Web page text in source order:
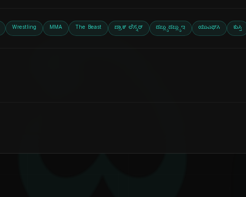
Wrestling MMA The Beast ಬ್ರಾಕ್ ಲೆಸ್ನರ್ ಡಬ್ಲ್ಯುಡಬ್ಲ್ಯುಇ ಯುಎಫ್‌ಸಿ ಕುಸ್ತಿ